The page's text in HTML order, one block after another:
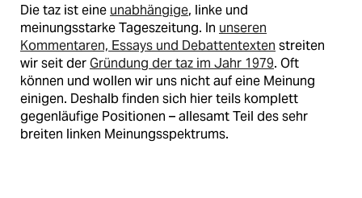
Die taz ist eine unabhängige, linke und
meinungsstarke Tageszeitung. In unseren
Kommentaren, Essays und Debattentexten streiten
wir seit derGründung der taz im Jahr 1979. Oft
können und wollen wir uns nicht auf eine Meinung
einigen. Deshalb finden sich hier teils komplett
gegenläufige Positionen – allesamt Teil des sehr
breiten linken Meinungsspektrums.